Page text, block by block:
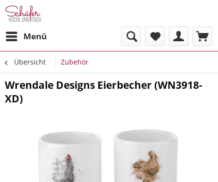
Menü
Übersicht Zubehör
Wrendale Designs Eierbecher (WN3918-
XD)